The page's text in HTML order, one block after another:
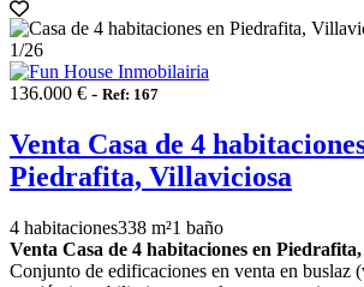
1/26
136.000 € - Ref: 167
Venta Casa de 4
Piedrafita, Villaviciosa
4 habitaciones338 m²1 baño
Venta Casa de 4 habitaciones en
Conjunto de edificaciones en venta en buslaz